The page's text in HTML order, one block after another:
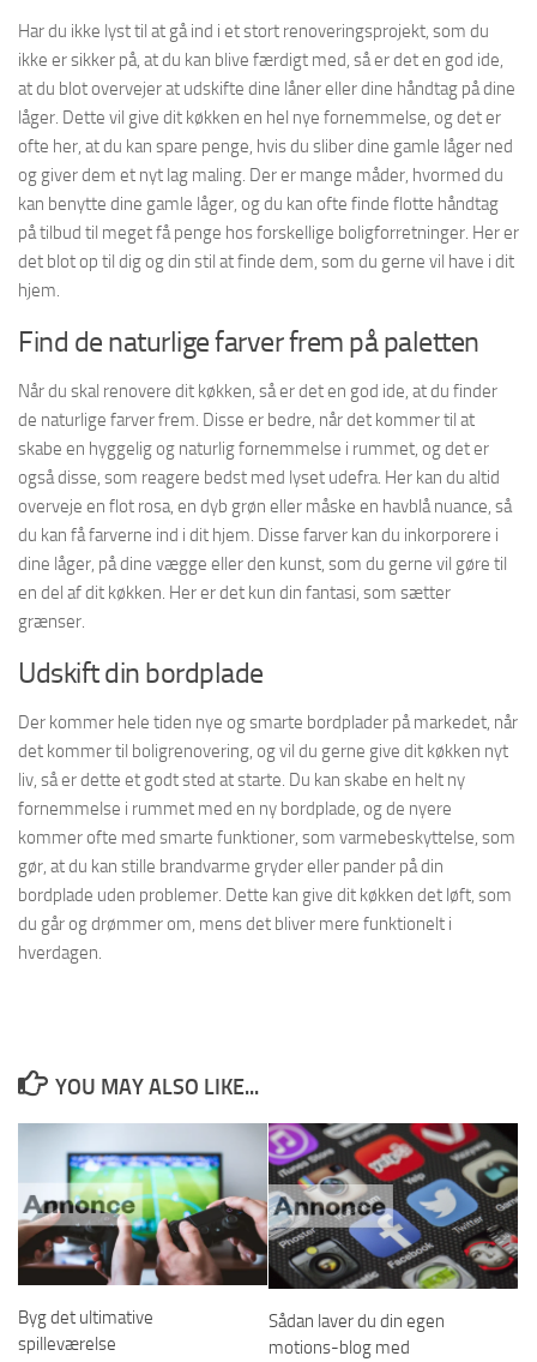
Har du ikke lyst til at gå ind i et stort renoveringsprojekt, som du
ikke er sikker på, at du kan blive færdigt med, så er det en god ide,
at du blot overvejer at udskifte dine låner eller dine håndtag på dine
låger. Dette vil give dit køkken en hel nye fornemmelse, og det er
ofte her, at du kan spare penge, hvis du sliber dine gamle låger ned
og giver dem et nyt lag maling. Der er mange måder, hvormed du
kan benytte dine gamle låger, og du kan ofte finde flotte håndtag
på tilbud til meget få penge hos forskellige boligforretninger. Her er
det blot op til dig og din stil at finde dem, som du gerne vil have i dit
hjem.
Find de naturlige farver frem på paletten
Når du skal renovere dit køkken, så er det en god ide, at du finder
de naturlige farver frem. Disse er bedre, når det kommer til at
skabe en hyggelig og naturlig fornemmelse i rummet, og det er
også disse, som reagere bedst med lyset udefra. Her kan du altid
overveje en flot rosa, en dyb grøn eller måske en havblå nuance, så
du kan få farverne ind i dit hjem. Disse farver kan du inkorporere i
dine låger, på dine vægge eller den kunst, som du gerne vil gøre til
en del af dit køkken. Her er det kun din fantasi, som sætter
grænser.
Udskift din bordplade
Der kommer hele tiden nye og smarte bordplader på markedet, når
det kommer til boligrenovering, og vil du gerne give dit køkken nyt
liv, så er dette et godt sted at starte. Du kan skabe en helt ny
fornemmelse i rummet med en ny bordplade, og de nyere
kommer ofte med smarte funktioner, som varmebeskyttelse, som
gør, at du kan stille brandvarme gryder eller pander på din
bordplade uden problemer. Dette kan give dit køkken det løft, som
du går og drømmer om, mens det bliver mere funktionelt i
hverdagen.
YOU MAY ALSO LIKE...
Byg det ultimative
spilleværelse
Sådan laver du din egen
motions-blog med